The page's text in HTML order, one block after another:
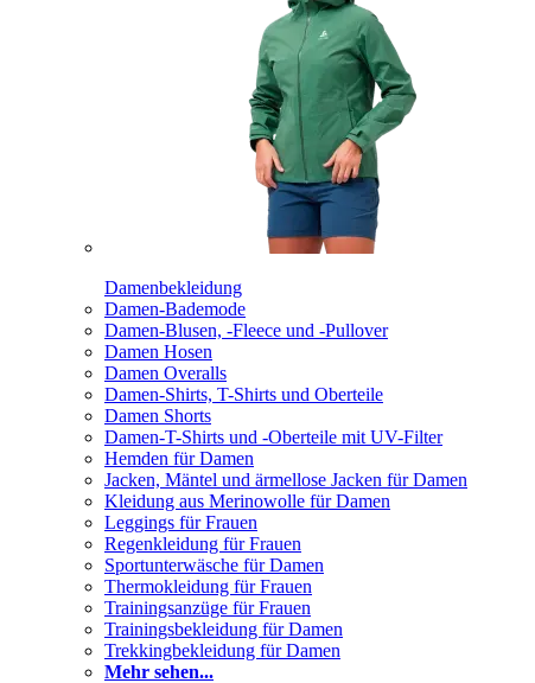
Damenbekleidung
Damen-Bademode
Damen-Blusen, -Fleece und -Pullover
Damen Hosen
Damen Overalls
Damen-Shirts, T-Shirts und Oberteile
Damen Shorts
Damen-T-Shirts und -Oberteile mit UV-Filter
Hemden für Damen
Jacken, Mäntel und ärmellose Jacken für Damen
Kleidung aus Merinowolle für Damen
Leggings für Frauen
Regenkleidung für Frauen
Sportunterwäsche für Damen
Thermokleidung für Frauen
Trainingsanzüge für Frauen
Trainingsbekleidung für Damen
Trekkingbekleidung für Damen
Mehr sehen...